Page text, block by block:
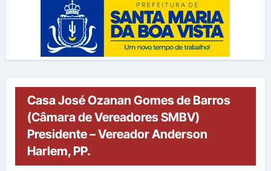
Casa José Ozanan Gomes de Barros
(Câmara de Vereadores SMBV)
Presidente – Vereador Anderson
Harlem, PP.